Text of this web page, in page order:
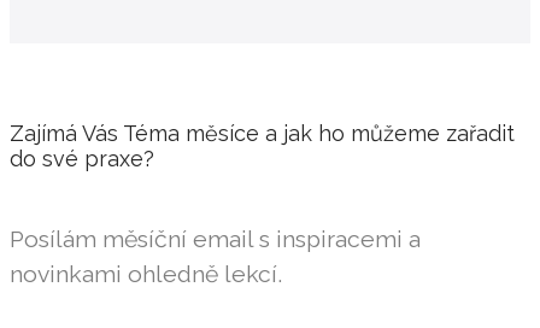
Zajímá Vás Téma měsíce a jak ho můžeme zařadit
do své praxe?
Posílám měsíční email s inspiracemi a
novinkami ohledně lekcí.